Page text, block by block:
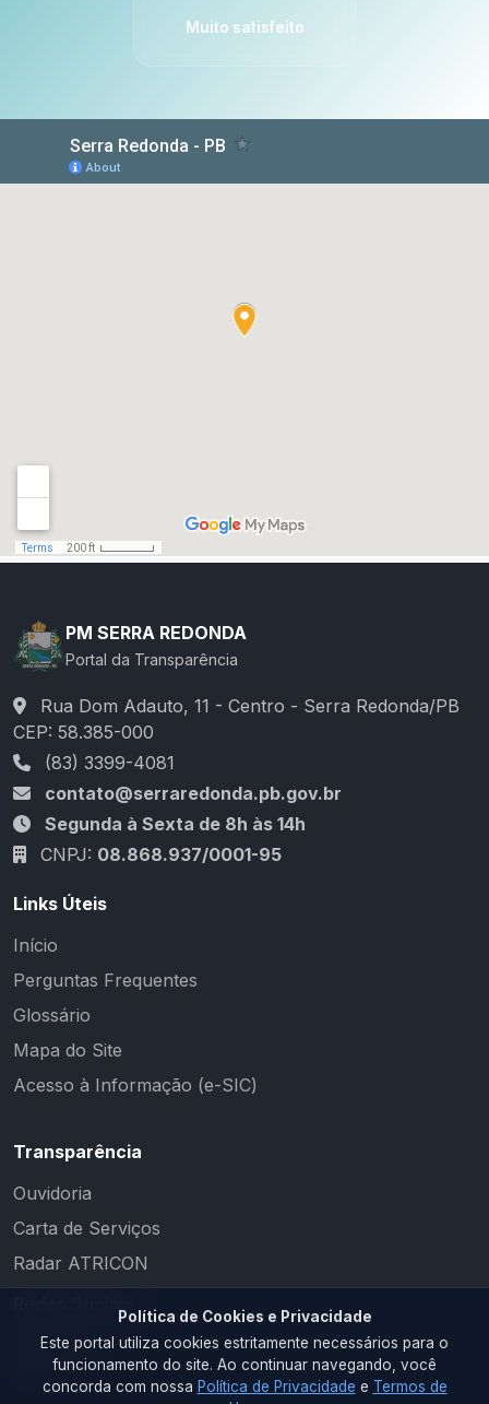
Muito satisfeito
PM SERRA REDONDA
Portal da Transparência
Rua Dom Adauto, 11 - Centro - Serra Redonda/PB
CEP: 58.385-000
(83) 3399-4081
contato@serraredonda.pb.gov.br
Segunda à Sexta de 8h às 14h
CNPJ: 08.868.937/0001-95
Links Úteis
Início
Perguntas Frequentes
Glossário
Mapa do Site
Acesso à Informação (e-SIC)
Transparência
Ouvidoria
Carta de Serviços
Radar ATRICON
Política de Cookies e Privacidade
Este portal utiliza cookies estritamente necessários para o
funcionamento do site. Ao continuar navegando, você
concorda com nossa Política de Privacidade e Termos de